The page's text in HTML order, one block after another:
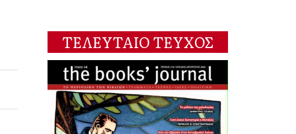
ΤΕΛΕΥΤΑΙΟ ΤΕΥΧΟΣ